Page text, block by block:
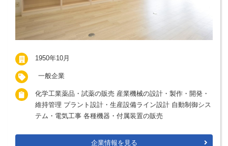
1950年10月
一般企業
化学工業薬品・試薬の販売 産業機械の設計・製作・開発・
維持管理 プラント設計・生産設備ライン設計 自動制御シス
テム・電気工事 各種機器・付属装置の販売
企業情報を見る